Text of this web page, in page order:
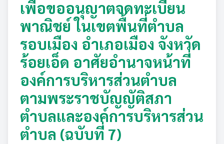
เพื่อขออนุญาตจดทะเบียน
พาณิชย์ ในเขตพื้นที่ตำบล
รอบเมือง อำเภอเมือง จังหวัด
ร้อยเอ็ด อาศัยอำนาจหน้าที่
องค์การบริหารส่วนตำบล
ตามพระราชบัญญัติสภา
ตำบลและองค์การบริหารส่วน
ตำบล (ฉบับที่ 7)